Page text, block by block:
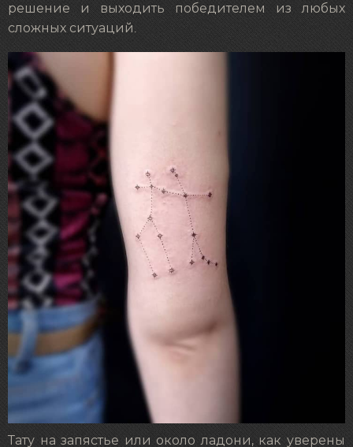
решение и выходить победителем из любых
сложных ситуаций.
Тату на запястье или около ладони, как уверены